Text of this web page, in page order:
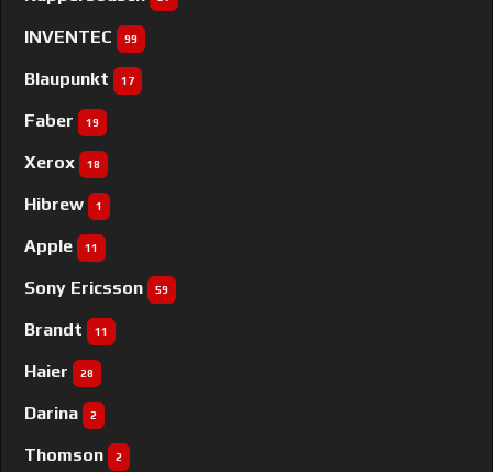
INVENTEC 99
Blaupunkt 17
Faber 19
Xerox 18
Hibrew 1
Apple 11
Sony Ericsson 59
Brandt 11
Haier 28
Darina 2
Thomson 2